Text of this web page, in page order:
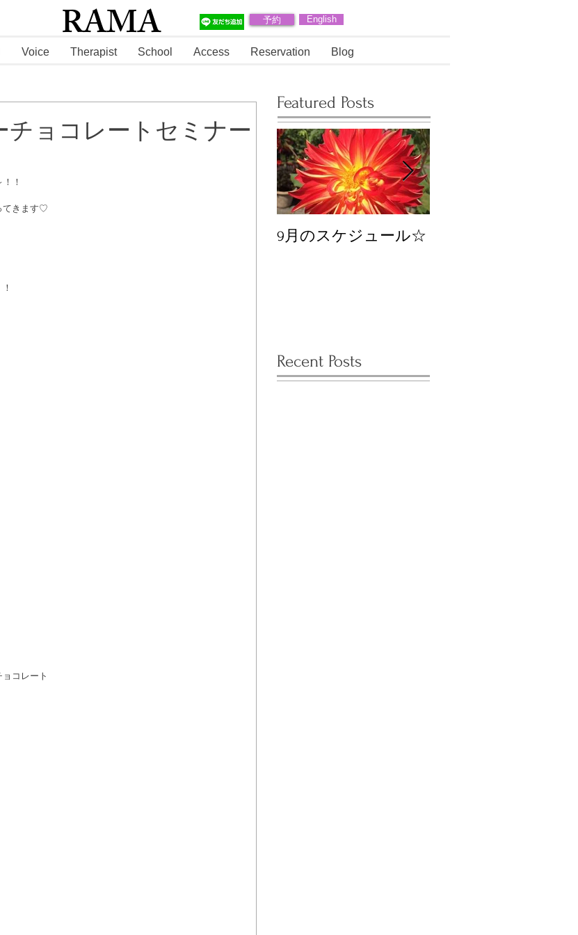
RAMA 予約 English
Voice Therapist School Access Reservation Blog
ョコレートセミナー
！
てきます♡
コレート
Featured Posts
9月のスケジュール☆
Recent Posts